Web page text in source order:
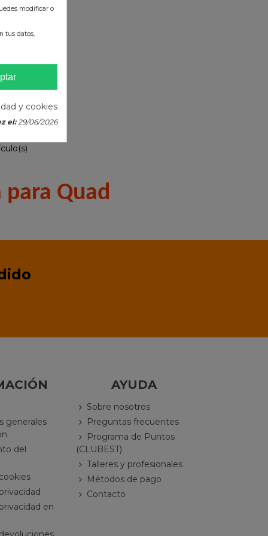
para Quad
generales
del
en
AYUDA
Sobre nosotros
Preguntas frecuentes
Programa de Puntos
(CLUBEST)
Talleres y profesionales
Métodos de pago
Contacto
modificar o
tus datos,
y cookies
el:29/06/2026